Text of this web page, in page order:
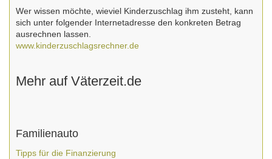
Wer wissen möchte, wieviel Kinderzuschlag ihm zusteht, kann
sich unter folgender Internetadresse den konkreten Betrag
ausrechnen lassen.
www.kinderzuschlagsrechner.de
Mehr auf Väterzeit.de
Familienauto
Tipps für die Finanzierung